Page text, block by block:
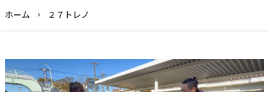
RECRUIT
求人情報
ホーム ２７トレノ